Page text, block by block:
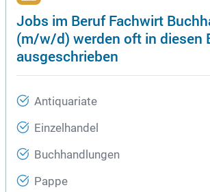
Jobs im Beruf Fachwirt
(m/w/d) werden oft in diesen
ausgeschrieben
Antiquariate
Einzelhandel
Buchhandlungen
Pappe